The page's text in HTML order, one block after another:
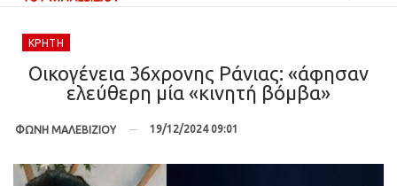
ΚΡΉΤΗ
Οικογένεια 36χρονης Ράνιας: «άφησαν
ελεύθερη μία «κινητή βόμβα»
ΦΩΝΗ ΜΑΛΕΒΙΖΙΟΥ 19/12/2024 09:01